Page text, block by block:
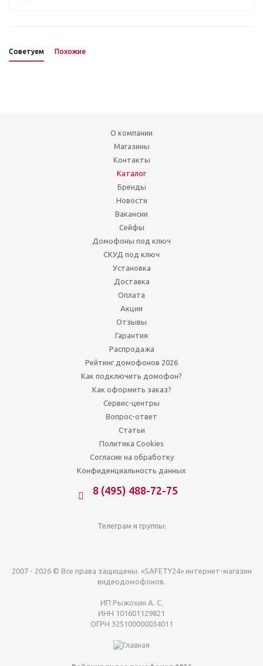
Советуем Похожие
О компании
Магазины
Контакты
Каталог
Бренды
Новости
Вакансии
Сейфы
Домофоны под ключ
СКУД под ключ
Установка
Доставка
Оплата
Акции
Отзывы
Гарантия
Распродажа
Рейтинг домофонов 2026
Как подключить домофон?
Как оформить заказ?
Сервис-центры
Вопрос-ответ
Статьи
Политика Cookies
Согласие на обработку
Конфиденциальность данных
8 (495) 488-72-75
Телеграм и группы:
2007 - 2026 © Все права защищены. «SAFETY24» интернет-магазин
видеодомофонов.
ИП Рыжохин А. С.
ИНН 101601129821
ОГРН 325100000034011